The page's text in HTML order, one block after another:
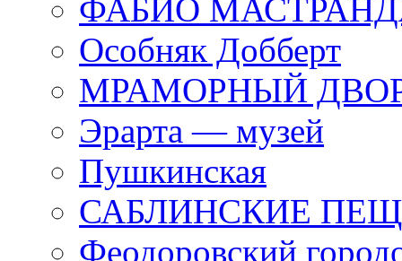
ФАБИО
Особняк Добберт
МРАМОРНЫЙ
Эрарта — музей
Пушкинская
САБЛИНСКИЕ
Феодоровский